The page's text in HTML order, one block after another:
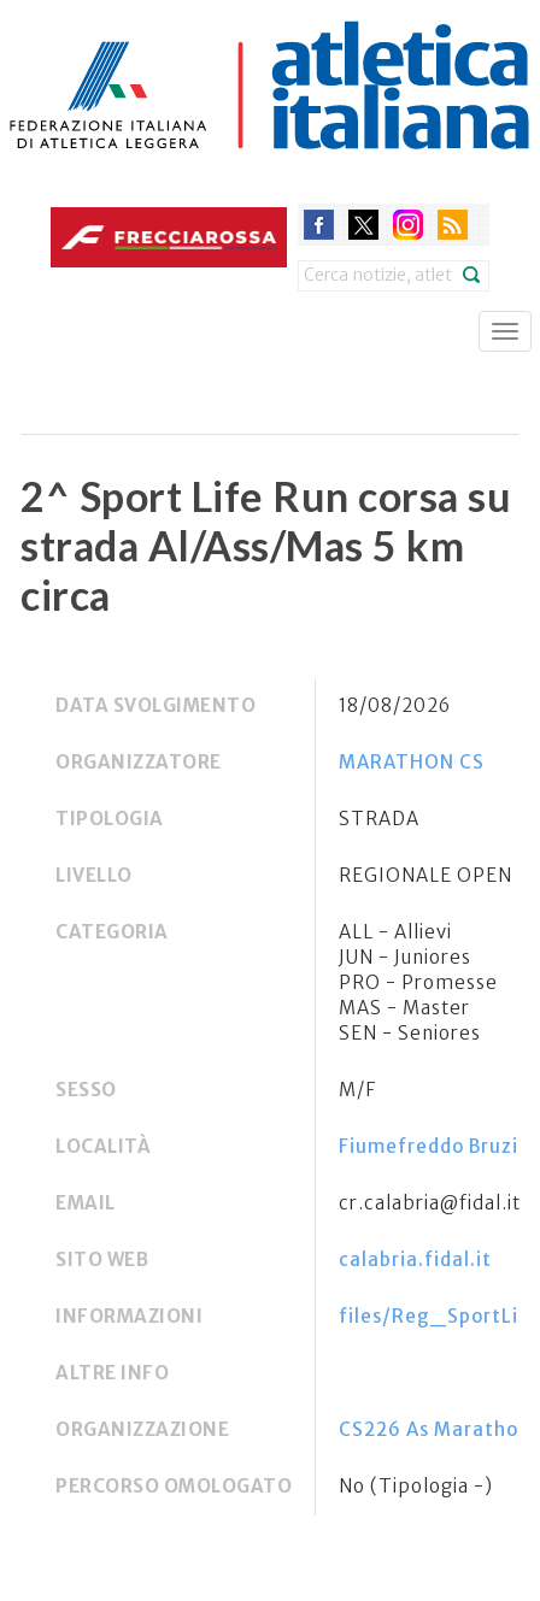
Search
2^ Sport Life Run corsa su
strada Al/Ass/Mas 5 km
circa
DATA SVOLGIMENTO 18/08/2026
ORGANIZZATORE MARATHON CS
TIPOLOGIA STRADA
LIVELLO REGIONALE OPEN
CATEGORIA
ALL - Allievi
JUN - Juniores
PRO - Promesse
MAS - Master
SEN - Seniores
SESSO M/F
LOCALITÀ Fiumefreddo Bruzio
EMAIL cr.calabria@fidal.it
SITO WEB calabria.fidal.it
INFORMAZIONI files/
ALTRE INFO
ORGANIZZAZIONE CS226 As Marathon
PERCORSO OMOLOGATO No (Tipologia -)